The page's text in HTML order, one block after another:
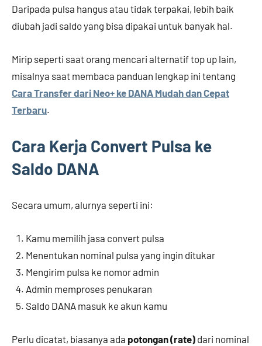
Daripada pulsa hangus atau tidak terpakai, lebih baik
diubah jadi saldo yang bisa dipakai untuk banyak hal.
Mirip seperti saat orang mencari alternatif top up lain,
misalnya saat membaca panduan lengkap ini tentang
Cara Transfer dari Neo+ ke DANA Mudah dan Cepat
Terbaru.
Cara Kerja Convert Pulsa ke
Saldo DANA
Secara umum, alurnya seperti ini:
Kamu memilih jasa convert pulsa
Menentukan nominal pulsa yang ingin ditukar
Mengirim pulsa ke nomor admin
Admin memproses penukaran
Saldo DANA masuk ke akun kamu
Perlu dicatat, biasanya ada potongan (rate) dari nominal